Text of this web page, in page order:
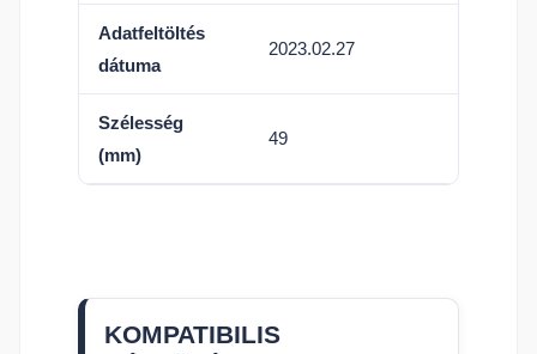
Adatfeltöltés
dátuma
2023.02.27
Szélesség
(mm)
49
KOMPATIBILIS